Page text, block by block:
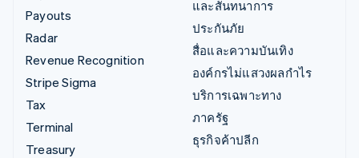
Payouts
Radar
Revenue Recognition
Stripe Sigma
Tax
Terminal
Treasury
และสันทนาการ
ประกันภัย
สื่อและความบันเทิง
องค์กรไม่แสวงผลกำไร
บริการเฉพาะทาง
ภาครัฐ
ธุรกิจค้าปลีก